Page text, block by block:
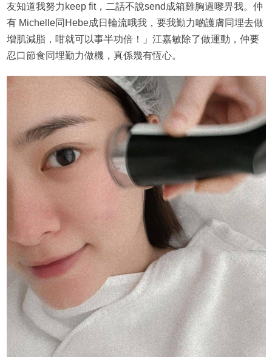
友知道我努力keep fit，二話不說send成箱雞胸過嚟畀我。仲
有 Michelle同Hebe成日輪流哦我，要我勤力啲護膚同埋去做
增肌減脂，咁就可以事半功倍！」江嘉敏除了做運動，仲要
忍口節食同埋勤力做機，真係幾有恆心。